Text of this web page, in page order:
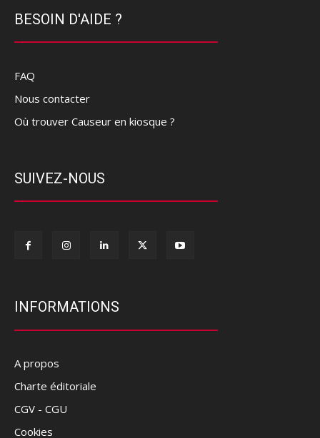
BESOIN D'AIDE ?
FAQ
Nous contacter
Où trouver Causeur en kiosque ?
SUIVEZ-NOUS
INFORMATIONS
A propos
Charte éditoriale
CGV - CGU
Cookies